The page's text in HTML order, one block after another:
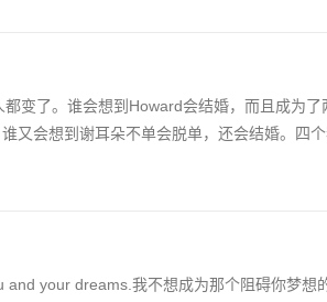
变了。谁会想到Howard会结婚，而且成为
又会想到谢耳朵不单会脱单，还会结婚。四
your dreams.我不想成为那个阻碍你梦想